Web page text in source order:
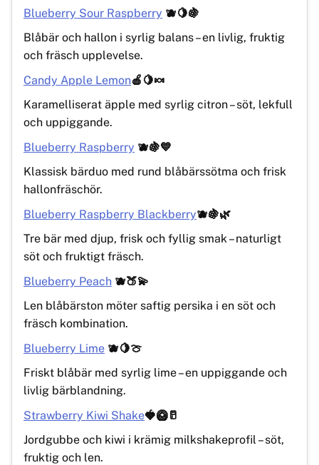
Blueberry Sour Raspberry 🫐🍋🍇
Blåbär och hallon i syrlig balans – en livlig, fruktig
och fräsch upplevelse.
Candy Apple Lemon🍎🍋🍬
Karamelliserat äpple med syrlig citron – söt, lekfull
och uppiggande.
Blueberry Raspberry 🫐🍇💙
Klassisk bärduo med rund blåbärssötma och frisk
hallonfräschör.
Blueberry Raspberry Blackberry🫐🍇🌿
Tre bär med djup, frisk och fyllig smak – naturligt
söt och fruktigt fräsch.
Blueberry Peach 🫐🍑💫
Len blåbärston möter saftig persika i en söt och
fräsch kombination.
Blueberry Lime 🫐🍋🍈
Friskt blåbär med syrlig lime – en uppiggande och
livlig bärblandning.
Strawberry Kiwi Shake🍓🥝🥛
Jordgubbe och kiwi i krämig milkshakeprofil – söt,
fruktig och len.